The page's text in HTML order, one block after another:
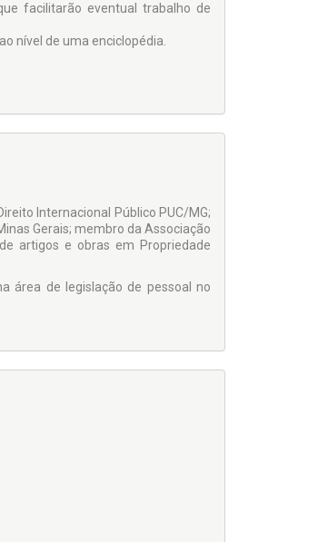
facilitarão eventual trabalho de
nível de uma enciclopédia.
Internacional Público PUC/MG;
Gerais; membro da Associação
artigos e obras em Propriedade
área de legislação de pessoal no